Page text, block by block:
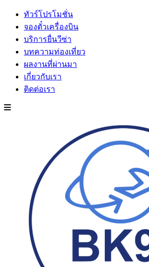
ทัวร์โปรโมชั่น
จองตั๋วเครื่องบิน
บริการยื่นวีซ่า
บทความท่องเที่ยว
ผลงานที่ผ่านมา
เกี่ยวกับเรา
ติดต่อเรา